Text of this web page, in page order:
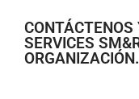
SERVICES
ORGANIZACIÓN.